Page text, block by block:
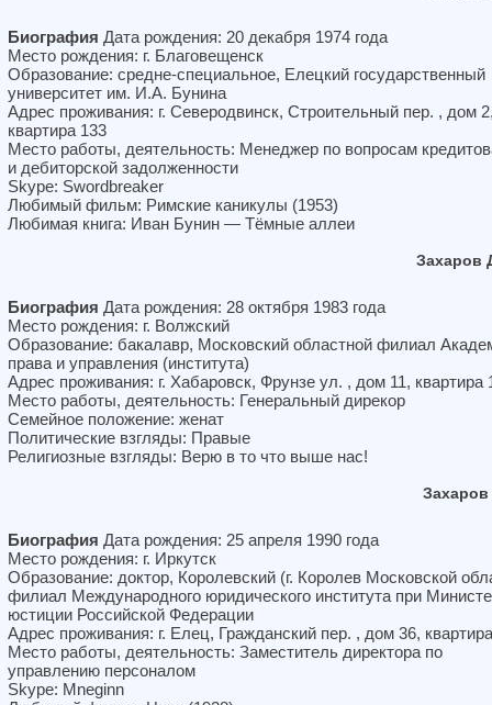
Биография Дата рождения: 20 декабря 1974 года
Место рождения: г. Благовещенск
Образование: средне-специальное, Елецкий государственный
университет им. И.А. Бунина
Адрес проживания: г. Северодвинск, Строительный пер. , дом
квартира 133
Место работы, деятельность: Менеджер по вопросам
и дебиторской задолженности
Skype: Swordbreaker
Любимый фильм: Римские каникулы (1953)
Любимая книга: Иван Бунин — Тёмные аллеи
Захаров
Биография Дата рождения: 28 октября 1983 года
Место рождения: г. Волжский
Образование: бакалавр, Московский областной филиал
права и управления (института)
Адрес проживания: г. Хабаровск, Фрунзе ул. , дом 11, квартира
Место работы, деятельность: Генеральный дирекор
Семейное положение: женат
Политические взгляды: Правые
Религиозные взгляды: Верю в то что выше нас!
Биография Дата рождения: 25 апреля 1990 года
Место рождения: г. Иркутск
Образование: доктор, Королевский (г. Королев Московской
филиал Международного юридического института при
юстиции Российской Федерации
Адрес проживания: г. Елец, Гражданский пер. , дом 36,
Место работы, деятельность: Заместитель директора по
управлению персоналом
Skype: Mneginn